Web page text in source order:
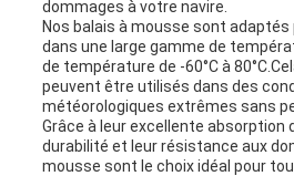
dommages à votre navire.
Nos balais à mousse sont
dans une large gamme de
de température de -60°C à
peuvent être utilisés dans des
météorologiques extrêmes sans
Grâce à leur excellente absorption
durabilité et leur résistance aux
mousse sont le choix idéal pour